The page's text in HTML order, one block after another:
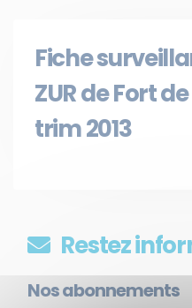
Fiche
ZUR de Fort
trim 2013
Restez
Nos abonnements